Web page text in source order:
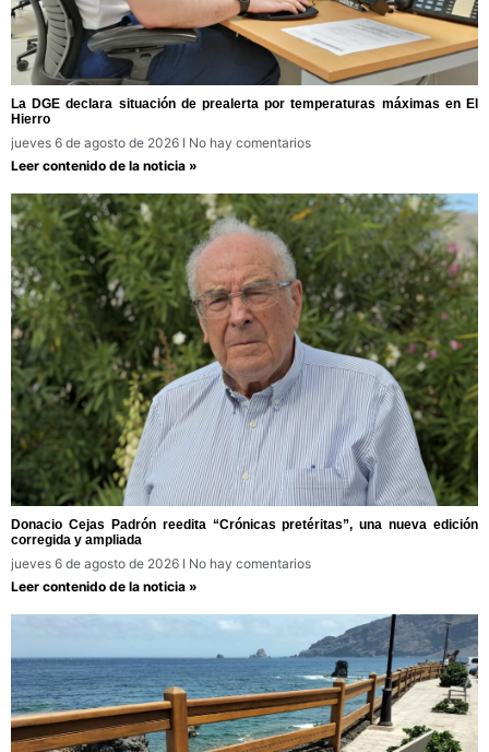
La DGE declara situación de prealerta por temperaturas máximas en El
Hierro
jueves 6 de agosto de 2026
No hay comentarios
Leer contenido de la noticia »
Donacio Cejas Padrón reedita “Crónicas pretéritas”, una nueva edición
corregida y ampliada
jueves 6 de agosto de 2026
No hay comentarios
Leer contenido de la noticia »